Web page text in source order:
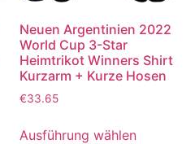
Neuen Argentinien 2022
World Cup 3-Star
Heimtrikot Winners Shirt
Kurzarm + Kurze Hosen
€33.65
Ausführung wählen